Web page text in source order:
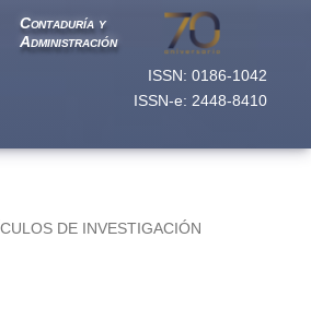
ISSN: 0186-1042
ISSN-e: 2448-8410
Contaduría y
Administración
DE INVESTIGACIÓN